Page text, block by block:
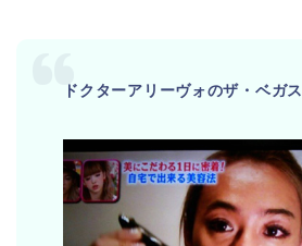
ドクターアリーヴォのザ・ベガス